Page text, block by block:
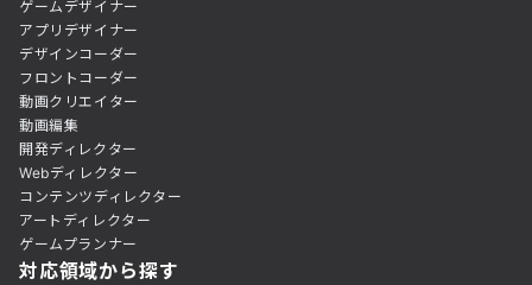
ゲームデザイナー
アプリデザイナー
デザインコーダー
フロントコーダー
動画クリエイター
動画編集
開発ディレクター
Webディレクター
コンテンツディレクター
アートディレクター
ゲームプランナー
対応領域から探す